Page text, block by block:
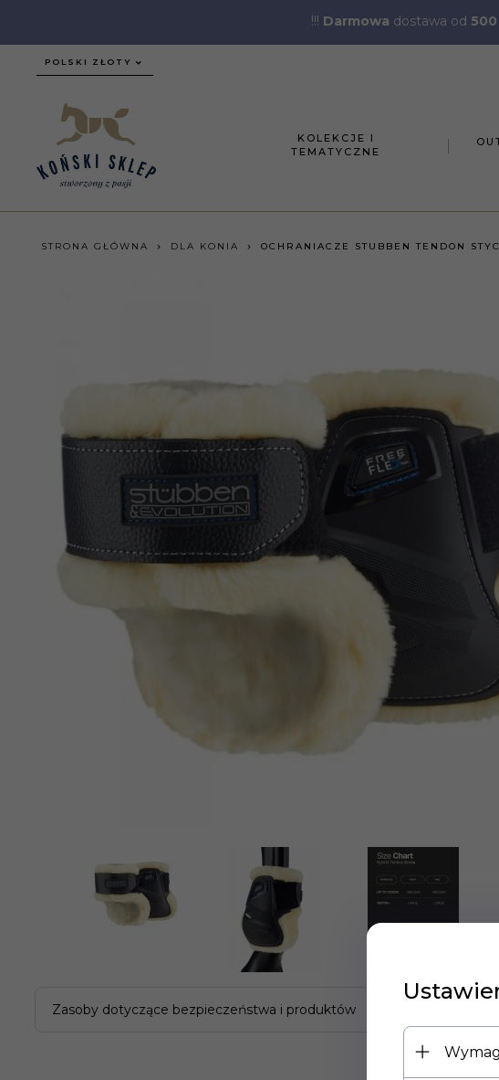
!!! Darmowa dostawa od 500
currency_h
POLSKI ZŁOTY
KOLEKCJE I
TEMATYCZNE
STRONA GŁÓWNA DLA KONIA OCHRANIACZE STUBBEN TENDON
Zasoby dotyczące bezpieczeństwa i produktów